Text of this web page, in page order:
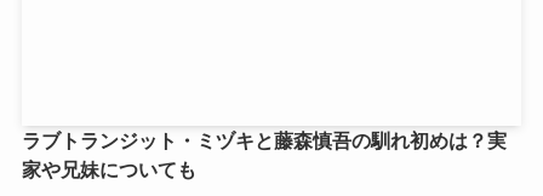
ラブトランジット・ミヅキと藤森慎吾の馴れ初めは？実
家や兄妹についても